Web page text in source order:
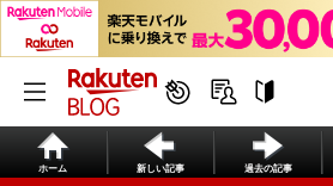
ホーム 新しい記事 過去の記事